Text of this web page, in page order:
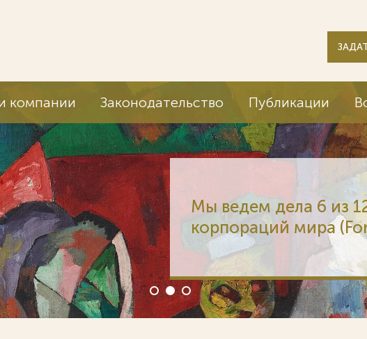
компании Законодательство Публикации
Мы ведем дела 6 из
корпораций мира